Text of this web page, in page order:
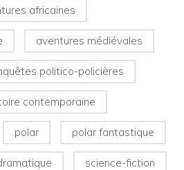
africaines
aventures médiévales
politico-policières
contemporaine
polar polar fantastique
science-fiction